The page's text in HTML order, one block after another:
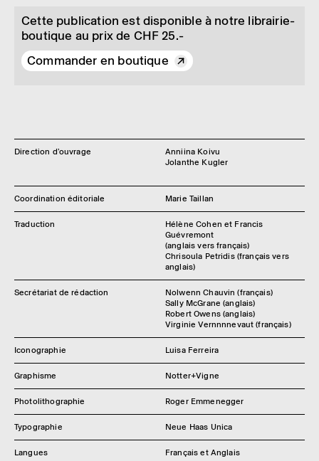
Cette publi­ca­tion est dispo­nible à notre librai­rie-
boutique au prix de CHF 25.-
Commander en boutique
Direction d’ouvrage
Anniina Koivu
Jolanthe Kugler
Coordination éditoriale Marie Taillan
Traduction
Hélène Cohen et Francis
Guévremont
(anglais vers français)
Chrisoula Petridis (français vers
anglais)
Secrétariat de rédaction
Nolwenn Chauvin (français)
Sally McGrane (anglais)
Robert Owens (anglais)
Virginie Vernnnnevaut (français)
Iconographie Luisa Ferreira
Graphisme Notter+Vigne
Photolithographie Roger Emmenegger
Typographie Neue Haas Unica
Langues Français et Anglais